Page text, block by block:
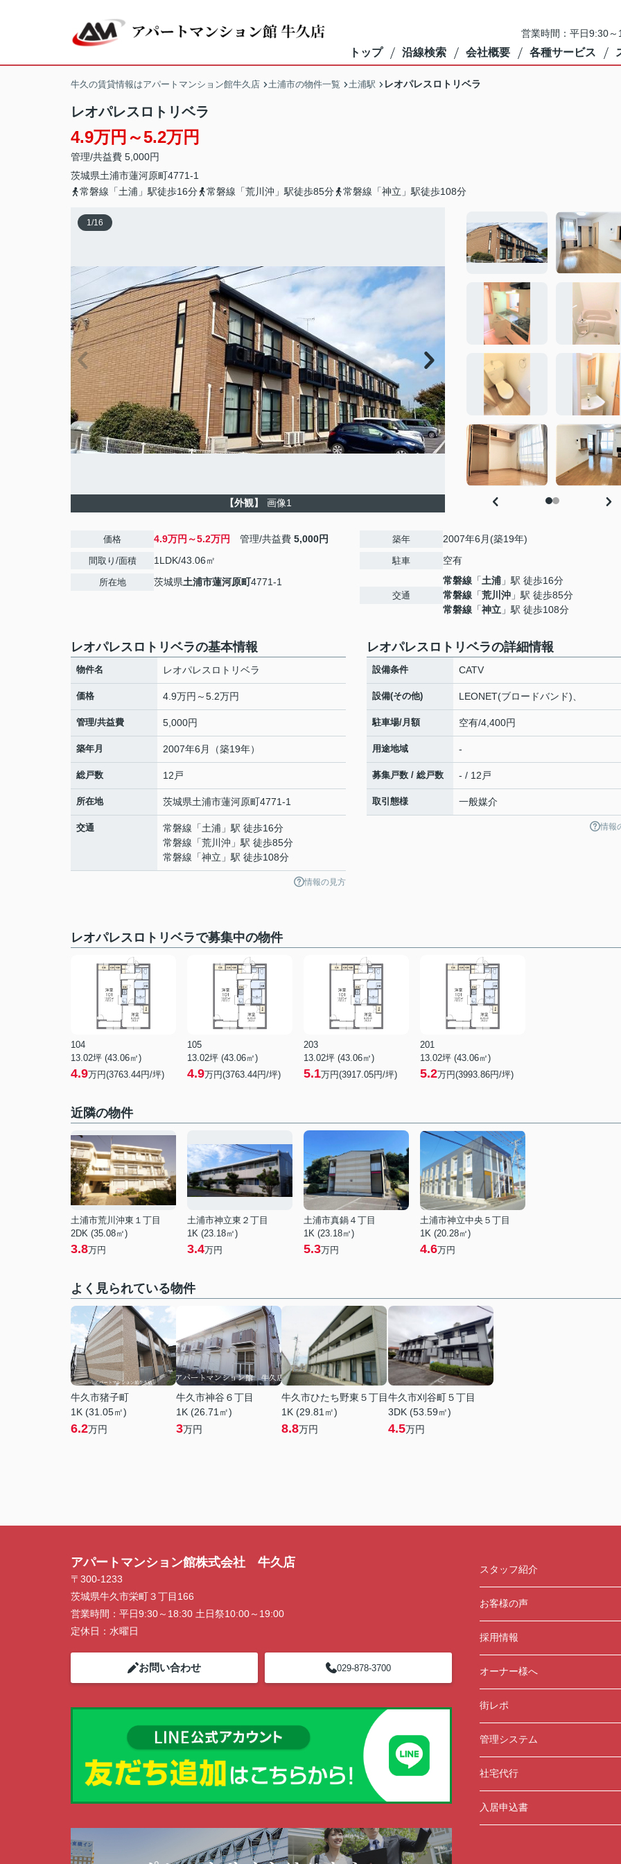
営業時間：平日9:30
トップ 沿線検索 会社概要 各種サービス
牛久の賃貸情報はアパートマンション館牛久店 土浦市の物件一覧 土浦駅 レオパレスロトリベラ
レオパレスロトリベラ
4.9万円～5.2万円
管理/共益費 5,000円
茨城県土浦市蓮河原町4771-1
常磐線「土浦」駅徒歩16分
常磐線「荒川沖」駅徒歩85分 常磐線「神立」駅徒歩108分
1/16
【外観】 画像1
価格 4.9万円～5.2万円 管理/共益費 5,000円
間取り/面積 1LDK/43.06㎡
所在地 茨城県土浦市蓮河原町4771-1
築年 2007年6月(築19年)
駐車 空有
交通
常磐線 「土浦 」駅 徒歩16分
常磐線 「荒川沖 」駅 徒歩85分
常磐線 「神立 」駅 徒歩108分
レオパレスロトリベラの基本情報
物件名 レオパレスロトリベラ
価格 4.9万円～5.2万円
管理/共益費 5,000円
築年月 2007年6月（築19年）
総戸数 12戸
所在地 茨城県土浦市蓮河原町4771-1
交通 常磐線 「土浦 」駅 徒歩16分
常磐線 「荒川沖 」駅 徒歩85分
常磐線 「神立 」駅 徒歩108分
情報の見方
レオパレスロトリベラの詳細情報
設備条件 CATV
設備(その他) LEONET(ブロードバンド)、
駐車場/月額 空有/4,400円
用途地域 -
募集戸数 / 総戸数 - / 12戸
取引態様 一般媒介
情報
レオパレスロトリベラで募集中の物件
104
13.02坪 (43.06㎡)
4.9万円(3763.44円/坪)
105
13.02坪 (43.06㎡)
4.9万円(3763.44円/坪)
203
13.02坪 (43.06㎡)
5.1万円(3917.05円/坪)
201
13.02坪 (43.06㎡)
5.2万円(3993.86円/坪)
近隣の物件
土浦市荒川沖東１丁目
2DK (35.08㎡)
3.8万円
土浦市神立東２丁目
1K (23.18㎡)
3.4万円
土浦市真鍋４丁目
1K (23.18㎡)
5.3万円
土浦市神立中央５丁目
1K (20.28㎡)
4.6万円
よく見られている物件
牛久市猪子町
1K (31.05㎡)
6.2万円
牛久市神谷６丁目
1K (26.71㎡)
3万円
牛久市ひたち野東５丁目
1K (29.81㎡)
8.8万円
牛久市刈谷町５丁目
3DK (53.59㎡)
4.5万円
アパートマンション館株式会社 牛久店
〒300-1233
茨城県牛久市栄町３丁目166
営業時間： 平日9:30～18:30 土日祭10:00～19:00
定休日： 水曜日
お問い合わせ 029-878-3700
スタッフ紹介
お客様の声
採用情報
オーナー様へ
街レポ
管理システム
社宅代行
入居申込書